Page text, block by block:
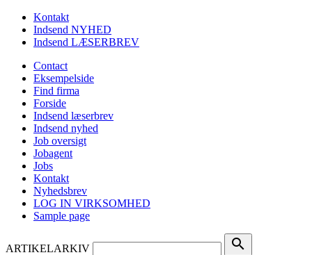
Kontakt
Indsend NYHED
Indsend LÆSERBREV
Contact
Eksempelside
Find firma
Forside
Indsend læserbrev
Indsend nyhed
Job oversigt
Jobagent
Jobs
Kontakt
Nyhedsbrev
LOG IN VIRKSOMHED
Sample page
ARTIKELARKIV search